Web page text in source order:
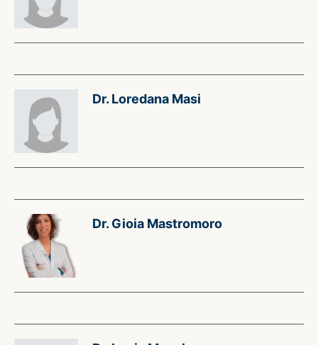
Dr. Loredana Masi
Dr. Gioia Mastromoro